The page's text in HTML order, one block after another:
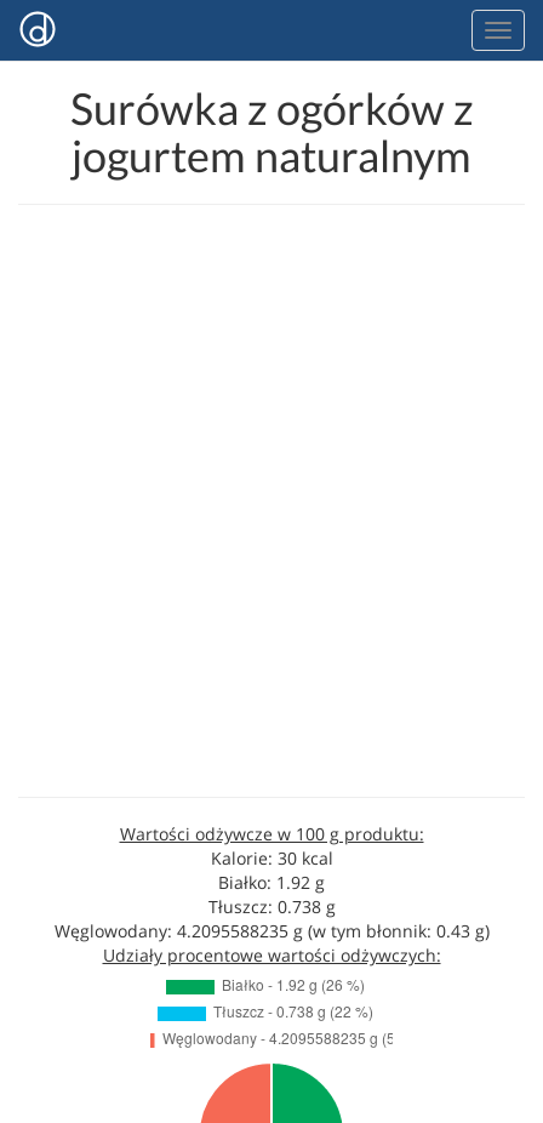
Surówka z ogórków z
jogurtem naturalnym
Wartości odżywcze w 100 g produktu:
Kalorie: 30 kcal
Białko: 1.92 g
Tłuszcz: 0.738 g
Węglowodany: 4.2095588235 g (w tym błonnik: 0.43 g)
Udziały procentowe wartości odżywczych: